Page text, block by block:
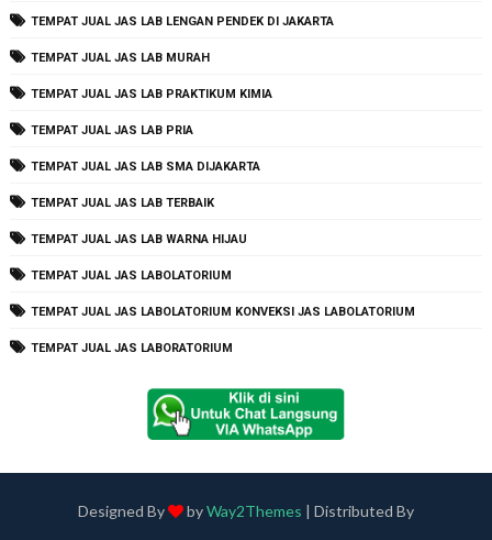
TEMPAT JUAL JAS LAB LENGAN PENDEK DI JAKARTA
TEMPAT JUAL JAS LAB MURAH
TEMPAT JUAL JAS LAB PRAKTIKUM KIMIA
TEMPAT JUAL JAS LAB PRIA
TEMPAT JUAL JAS LAB SMA DIJAKARTA
TEMPAT JUAL JAS LAB TERBAIK
TEMPAT JUAL JAS LAB WARNA HIJAU
TEMPAT JUAL JAS LABOLATORIUM
TEMPAT JUAL JAS LABOLATORIUM KONVEKSI JAS LABOLATORIUM
TEMPAT JUAL JAS LABORATORIUM
Designed By byWay2Themes | Distributed By